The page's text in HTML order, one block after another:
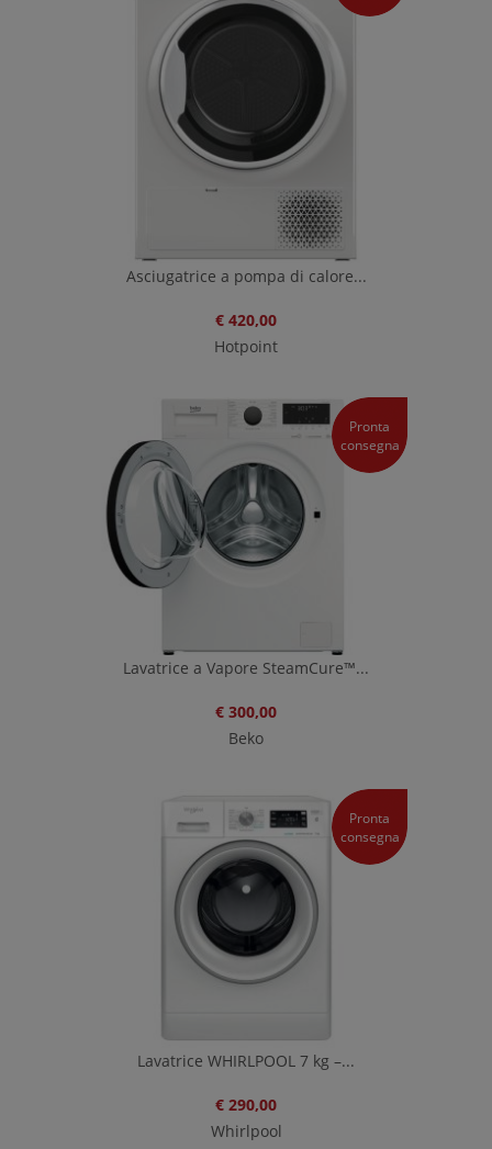
Asciugatrice a pompa di calore...
€ 420,00
Hotpoint
Pronta
consegna
Lavatrice a Vapore SteamCure™...
€ 300,00
Beko
Pronta
consegna
Lavatrice WHIRLPOOL 7 kg –...
€ 290,00
Whirlpool